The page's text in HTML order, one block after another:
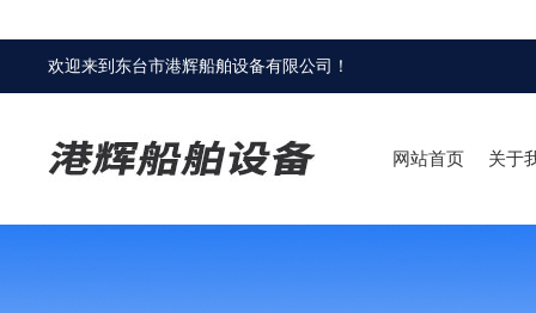
欢迎来到 东台市港辉船舶设备有限公司 ！
网站首页 关于